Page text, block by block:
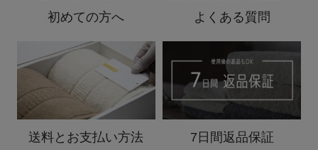
初めての方へ よくある質問
送料と お支払い方法 7日間返品保証